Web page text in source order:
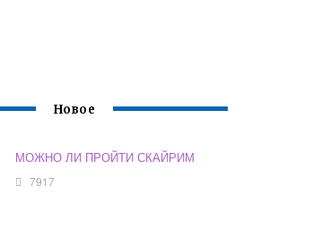
Новое
МОЖНО ЛИ ПРОЙТИ СКАЙРИМ
7917